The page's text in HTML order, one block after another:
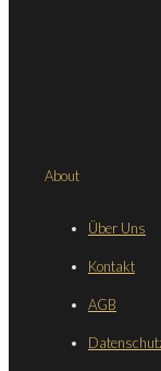
About
Über Uns
Kontakt
AGB